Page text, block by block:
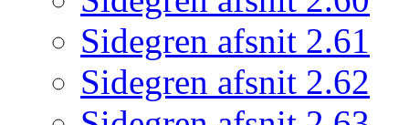
Sidegren afsnit 2.61
Sidegren afsnit 2.62